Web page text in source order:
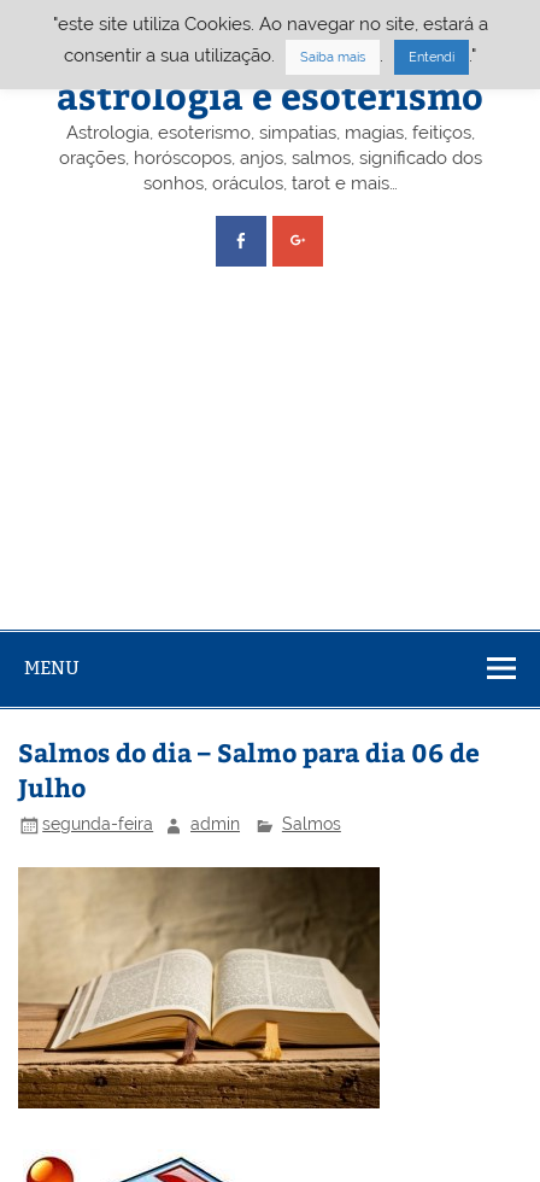
Portal A&E – Portal
astrologia e esoterismo
Astrologia, esoterismo, simpatias, magias, feitiços,
orações, horóscopos, anjos, salmos, significado dos
sonhos, oráculos, tarot e mais…
MENU
Salmos do dia – Salmo para dia 06 de
Julho
segunda-feira admin Salmos
"este site utiliza Cookies. Ao navegar no site, estará a
consentir a sua utilização.
Saiba mais Entendi ."